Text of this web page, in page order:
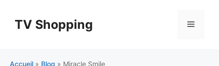
contenuTV Shopping Menu
Accueil » Blog » Miracle Smile